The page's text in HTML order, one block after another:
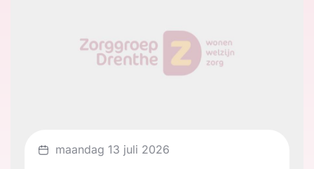
maandag 13 juli 2026